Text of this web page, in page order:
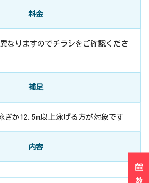
料金
なりますのでチラシをご確認くださ
補足
ぎが12.5m以上泳げる方が対象です
内容